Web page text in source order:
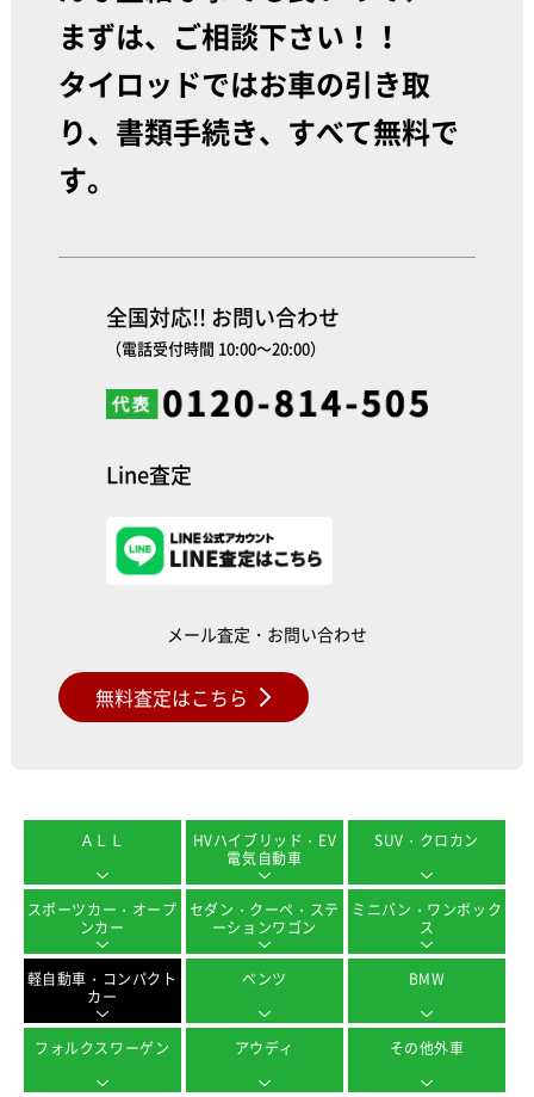
まずは、ご相談下さい！！
タイロッドではお車の引き取
り、書類手続き、すべて無料で
す。
全国対応!! お問い合わせ
（電話受付時間 10:00～20:00）
Line査定
メール査定・お問い合わせ
無料査定はこちら
ＡＬＬ
HVハイブリッド・EV
電気自動車
SUV・クロカン
スポーツカー・オープ
ンカー
セダン・クーペ・ステ
ーションワゴン
ミニバン・ワンボック
ス
軽自動車・コンパクト
カー
ベンツ BMW
フォルクスワーゲン アウディ その他外車